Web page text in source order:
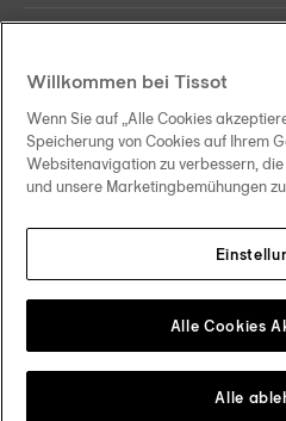
Ihre Vorteile
Deutschland Zu einem anderen
Willkommen bei Tissot
Wenn Sie auf „Alle Cookies
Speicherung von Cookies auf Ihrem
Websitenavigation zu verbessern,
und unsere Marketingbemühungen
Alle
Alle Cookies